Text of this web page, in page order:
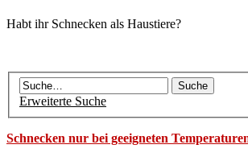
Habt ihr Schnecken als Haustiere?
Erweiterte Suche
Schnecken nur bei geeigneten